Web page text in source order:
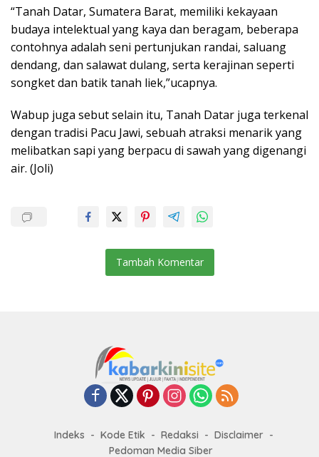
“Tanah Datar, Sumatera Barat, memiliki kekayaan
budaya intelektual yang kaya dan beragam, beberapa
contohnya adalah seni pertunjukan randai, saluang
dendang, dan salawat dulang, serta kerajinan seperti
songket dan batik tanah liek,”ucapnya.
Wabup juga sebut selain itu, Tanah Datar juga terkenal
dengan tradisi Pacu Jawi, sebuah atraksi menarik yang
melibatkan sapi yang berpacu di sawah yang digenangi
air. (Joli)
Tambah Komentar
Indeks Kode Etik Redaksi
Disclaimer
Pedoman Media Siber